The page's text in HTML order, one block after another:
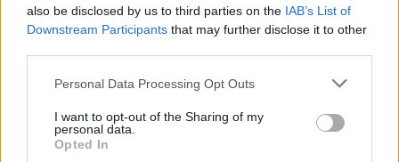
also be disclosed by us to third parties on the IAB’s List of
Downstream Participants that may further disclose it to other
Please note that this website/app uses one or more Google
not limited to your visit or usage behaviour. You may click to
grant or deny consent to Google and its third-party tags to
use your data for below specified purposes in below Google
Personal Data Processing Opt Outs
I want to opt-out of the Sharing of my
personal data.
Opted In